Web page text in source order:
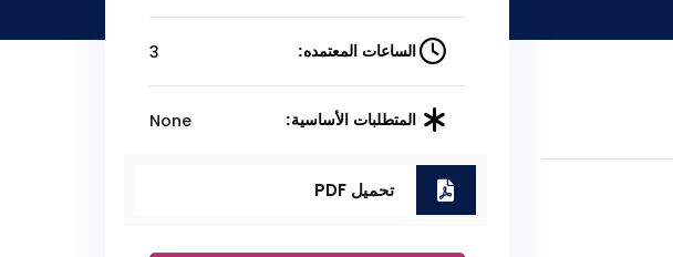
الساعات المعتمده: 3
المتطلبات الأساسية: None
تحميل PDF